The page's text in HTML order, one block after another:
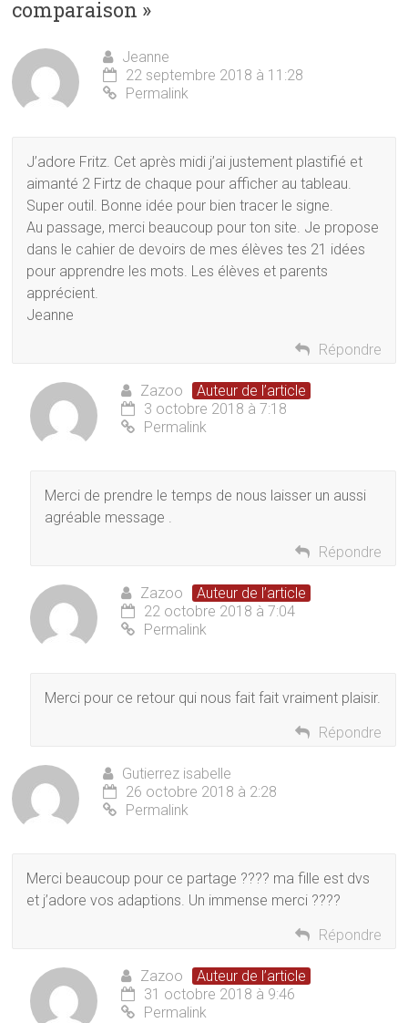
comparaison »
Jeanne
22 septembre 2018 à 11:28
Permalink
J’adore Fritz. Cet après midi j’ai justement plastifié et
aimanté 2 Firtz de chaque pour afficher au tableau.
Super outil. Bonne idée pour bien tracer le signe.
Au passage, merci beaucoup pour ton site. Je propose
dans le cahier de devoirs de mes élèves tes 21 idées
pour apprendre les mots. Les élèves et parents
apprécient.
Jeanne
Répondre
Zazoo
Auteur de l’article
3 octobre 2018 à 7:18
Permalink
Merci de prendre le temps de nous laisser un aussi
agréable message .
Répondre
Zazoo
Auteur de l’article
22 octobre 2018 à 7:04
Permalink
Merci pour ce retour qui nous fait fait vraiment plaisir.
Répondre
Gutierrez isabelle
26 octobre 2018 à 2:28
Permalink
Merci beaucoup pour ce partage ???? ma fille est dvs
et j’adore vos adaptions. Un immense merci ????
Répondre
Zazoo
Auteur de l’article
31 octobre 2018 à 9:46
Permalink